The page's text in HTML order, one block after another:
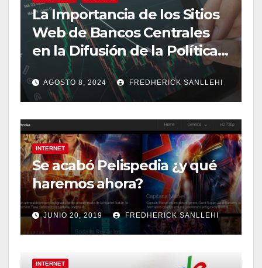
La Importancia de los Sitios
Web de Bancos Centrales
en la Difusión de la Política
Monetaria
AGOSTO 8, 2024 FREDHERICK SANLLEHI
INTERNET
Se acabó Pelispedia ¿y qué
haremos ahora?
JUNIO 20, 2019 FREDHERICK SANLLEHI
INTERNET